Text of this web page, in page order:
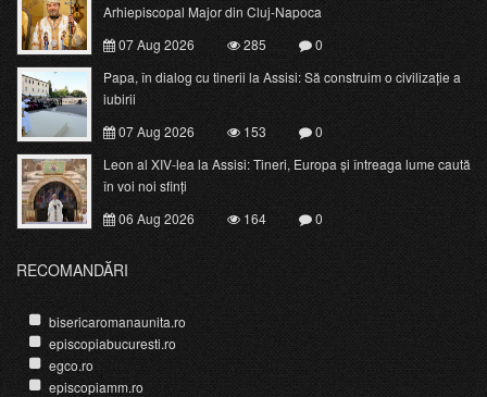
Arhiepiscopal Major din Cluj-Napoca
07 Aug 2026
285
0
Papa, în dialog cu tinerii la Assisi: Să construim o civilizație a
iubirii
07 Aug 2026
153
0
Leon al XIV-lea la Assisi: Tineri, Europa și întreaga lume caută
în voi noi sfinți
06 Aug 2026
164 0
RECOMANDĂRI
bisericaromanaunita.ro
episcopiabucuresti.ro
egco.ro
episcopiamm.ro